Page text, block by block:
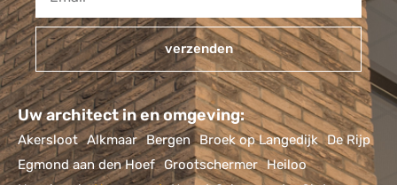
verzenden
Alternative:
Uw architect in en omgeving:
Akersloot Alkmaar Bergen Broek op Langedijk De Rijp
Egmond aan den Hoef Grootschermer Heiloo